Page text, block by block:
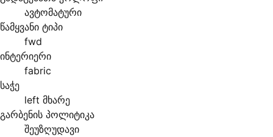
ავტომატური
წამყვანი ტიპი
fwd
ინტერიერი
fabric
საჭე
left მხარე
გარბენის პოლიტიკა
შეუზღუდავი